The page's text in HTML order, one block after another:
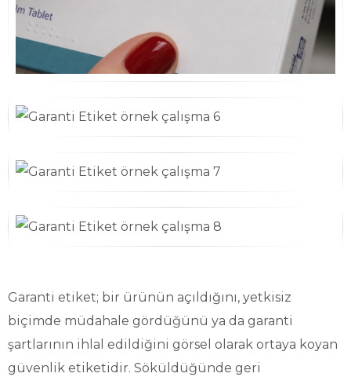
Garanti etiket; bir ürünün açıldığını, yetkisiz
biçimde müdahale gördüğünü ya da garanti
şartlarının ihlal edildiğini görsel olarak ortaya koyan
güvenlik etiketidir. Söküldüğünde geri